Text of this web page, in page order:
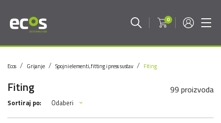
0
Ecos Grijanje Spojni elementi, fitting i press sustav Fiting
Fiting 99 proizvoda
Sortiraj po: Odaberi